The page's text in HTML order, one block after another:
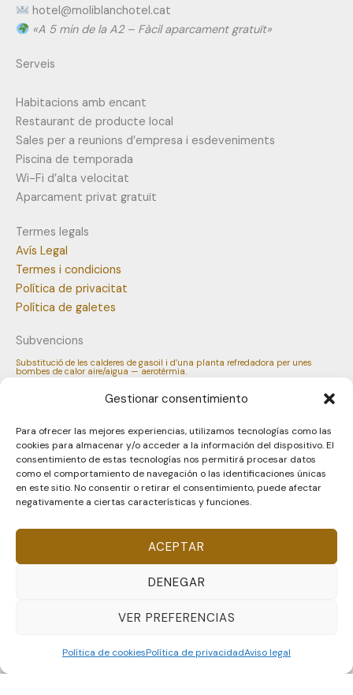
Gestionar consentimiento
Para ofrecer las mejores experiencias, utilizamos tecnologías como las
cookies para almacenar y/o acceder a la información del dispositivo. El
consentimiento de estas tecnologías nos permitirá procesar datos
como el comportamiento de navegación o las identificaciones únicas
en este sitio. No consentir o retirar el consentimiento, puede afectar
negativamente a ciertas características y funciones.
ACEPTAR
DENEGAR
VER PREFERENCIAS
Política de cookiesPolítica de privacidadAviso legal
tac.letohcnalbilom
@letoh
«A 5 min de la A2 – Fàcil aparcament gratuït»
Serveis
Habitacions amb encant
Restaurant de producte local
Sales per a reunions d’empresa i esdeveniments
Piscina de temporada
Wi-Fi d’alta velocitat
Aparcament privat gratuït
Termes legals
Avís Legal
Termes i condicions
Política de privacitat
Política de galetes
Subvencions
Substitució de les calderes de gasoil i d’una planta refredadora per unes
bombes de calor aire/aigua — aerotèrmia.